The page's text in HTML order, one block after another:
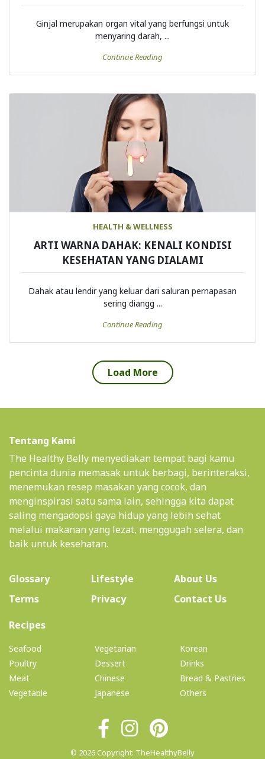
Ginjal merupakan organ vital yang berfungsi untuk
menyaring darah, ...
Continue Reading
HEALTH & WELLNESS
ARTI WARNA DAHAK: KENALI KONDISI
KESEHATAN YANG DIALAMI
Dahak atau lendir yang keluar dari saluran pernapasan
sering diangg ...
Continue Reading
Load More
Tentang Kami
The Healthy Belly menyediakan tempat bagi kamu
pencinta dunia memasak untuk berbagi, berinteraksi,
menemukan resep masakan yang cocok, dan
menginspirasi satu sama lain, sehingga kita dapat
saling mengadopsi gaya hidup yang lebih sehat
melalui makanan yang lezat, menggugah selera, dan
baik untuk kesehatan.
Glossary Lifestyle About Us(current)
Terms
Privacy
Contact Us
Recipes(current)
Seafood
Poultry
Meat
Vegetable
Vegetarian
Dessert
Chinese
Japanese
Korean
Drinks
Bread & Pastries
Others
© 2026 Copyright: TheHealthyBelly